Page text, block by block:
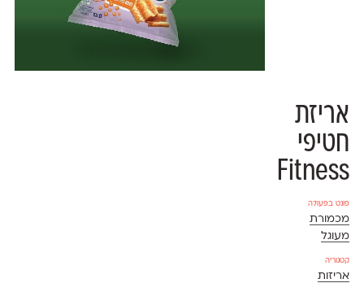
אריזת
חטיפי
Fitness
פונט בפעולה
מכמורת
מעוגל
קטגוריה
אריזות